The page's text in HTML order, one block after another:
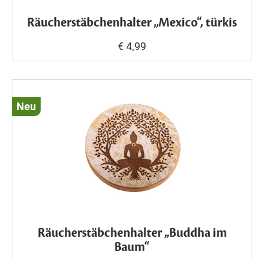
Räucherstäbchenhalter „Mexico“, türkis
€ 4,99
Neu
Räucherstäbchenhalter „Buddha im
Baum“